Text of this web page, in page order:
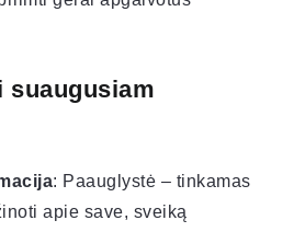
suaugusiam
: Paauglystė – tinkamas
apie save, sveiką